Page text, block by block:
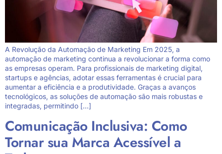
A Revolução da Automação de Marketing Em 2025, a
automação de marketing continua a revolucionar a forma como
as empresas operam. Para profissionais de marketing digital,
startups e agências, adotar essas ferramentas é crucial para
aumentar a eficiência e a produtividade. Graças a avanços
tecnológicos, as soluções de automação são mais robustas e
integradas, permitindo […]
Comunicação Inclusiva: Como
Tornar sua Marca Acessível a